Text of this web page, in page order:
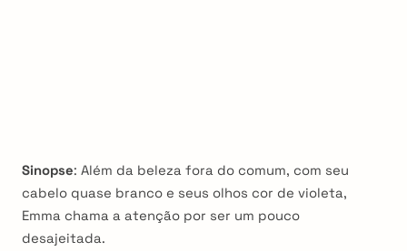
Sinopse: Além da beleza fora do comum, com seu
cabelo quase branco e seus olhos cor de violeta,
Emma chama a atenção por ser um pouco
desajeitada.